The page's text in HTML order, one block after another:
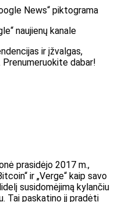
naujienų kanale
ir įžvalgas,
dabar!
prasidėjo 2017 m.,
ir „Verge“ kaip savo
susidomėjimą kylančiu
Tai paskatino jį pradėti